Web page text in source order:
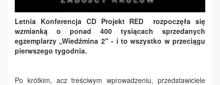
Letnia Konferencja CD Projekt RED rozpoczęła się
wzmianką o ponad 400 tysiącach sprzedanych
egzemplarzy „Wiedźmina 2" - i to wszystko w przeciągu
pierwszego tygodnia.
Po krótkim, acz treściwym wprowadzeniu, przedstawiciele